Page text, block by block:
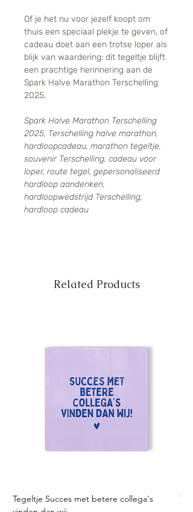
Of je het nu voor jezelf koopt om
thuis een speciaal plekje te geven, of
cadeau doet aan een trotse loper als
blijk van waardering: dit tegeltje blijft
een prachtige herinnering aan de
Spark Halve Marathon Terschelling
2025.
Spark Halve Marathon Terschelling
2025, Terschelling halve marathon,
hardloopcadeau, marathon tegeltje,
souvenir Terschelling, cadeau voor
loper, route tegel, gepersonaliseerd
hardloop aandenken,
hardloopwedstrijd Terschelling,
hardloop cadeau
Related Products
Tegeltje Succes met betere collega's